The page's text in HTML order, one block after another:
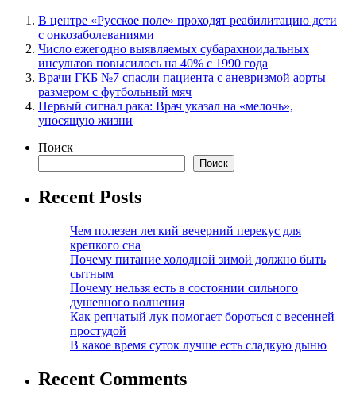
В центре «Русское поле» проходят реабилитацию дети
с онкозаболеваниями
Число ежегодно выявляемых субарахноидальных
инсультов повысилось на 40% с 1990 года
Врачи ГКБ №7 спасли пациента с аневризмой аорты
размером с футбольный мяч
Первый сигнал рака: Врач указал на «мелочь»,
уносящую жизни
Поиск
Поиск
Recent Posts
Чем полезен легкий вечерний перекус для
крепкого сна
Почему питание холодной зимой должно быть
сытным
Почему нельзя есть в состоянии сильного
душевного волнения
Как репчатый лук помогает бороться с весенней
простудой
В какое время суток лучше есть сладкую дыню
Recent Comments